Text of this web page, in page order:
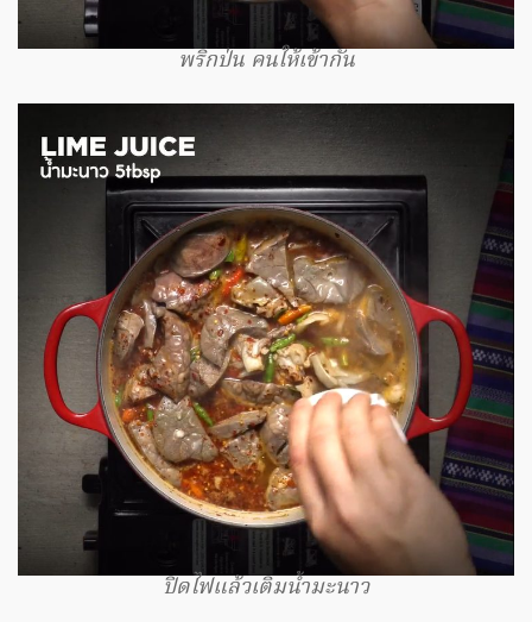
พริกป่น คนให้เข้ากัน
ปิดไฟแล้วเติมน้ำมะนาว